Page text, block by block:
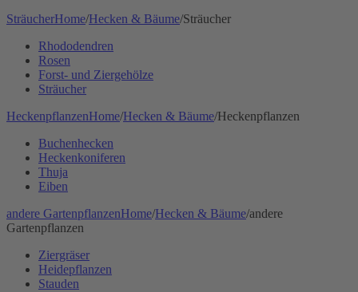
SträucherHome/Hecken & Bäume/Sträucher
Rhododendren
Rosen
Forst- und Ziergehölze
Sträucher
HeckenpflanzenHome/Hecken & Bäume/Heckenpflanzen
Buchenhecken
Heckenkoniferen
Thuja
Eiben
andere GartenpflanzenHome/Hecken & Bäume/andere
Gartenpflanzen
Ziergräser
Heidepflanzen
Stauden